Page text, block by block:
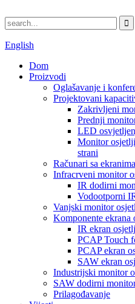
English
Dom
Proizvodi
Oglašavanje i
Projektovani
Zakrivljeni
Prednji
LED
Monitor
strani
Računari sa
Infracrveni monitor
IR dodirni
Vodootporni
Vanjski monitor
Komponente
IR ekran
PCAP Touch
PCAP ekran
SAW ekran
Industrijski monitor
SAW dodirni
Prilagođavanje